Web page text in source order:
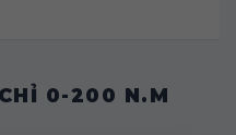
0-200 N.M